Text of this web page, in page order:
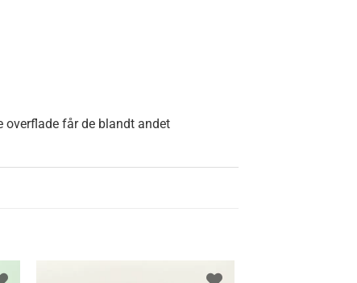
overflade får de blandt andet